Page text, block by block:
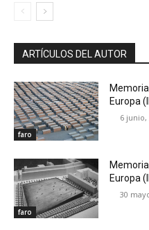
ARTÍCULOS DEL AUTOR
faro
Europa
6 junio,
faro
Europa
30